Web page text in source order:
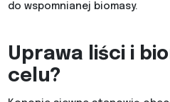
do wspomnianej biomasy.
Uprawa liści i
celu?